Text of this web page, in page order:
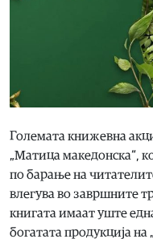
Големата книжевна
„Матица македонска“,
по барање на
влегува во завршните
книгата имаат уште
богатата продукција